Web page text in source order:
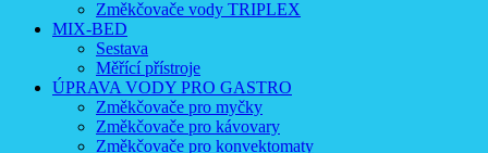
Změkčovače vody TRIPLEX
MIX-BED
Sestava
Měřící přístroje
ÚPRAVA VODY PRO GASTRO
Změkčovače pro myčky
Změkčovače pro kávovary
Změkčovače pro konvektomaty